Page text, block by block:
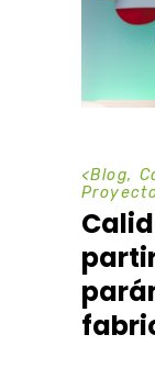
<Blog,